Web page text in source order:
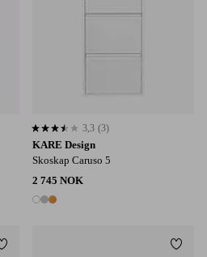
KARE Design
Skoskap Caruso 5
2 745 NOK
3 farger
3,3 basert på 3 karaktergivninger
3,3 (3)
Legg til favoritter